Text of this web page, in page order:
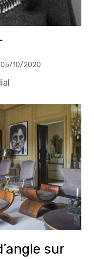
05/10/2020
sur